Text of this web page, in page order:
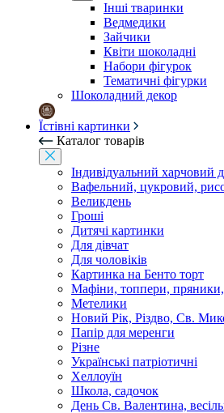
Інші тваринки
Ведмедики
Зайчики
Квіти шоколадні
Набори фігурок
Тематичні фігурки
Шоколадний декор
Їстівні картинки
Каталог товарів
Індивідуальний харчовий
Вафельний, цукровий,
Великдень
Гроші
Дитячі картинки
Для дівчат
Для чоловіків
Картинка на Бенто торт
Мафіни, топпери,
Метелики
Новий Рік, Різдво, Св.
Папір для меренги
Різне
Українські патріотичні
Хеллоуїн
Школа, садочок
День Св. Валентина,